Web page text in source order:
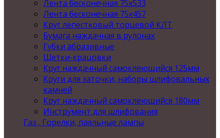
Лента бесконечная 75х533
Лента бесконечная 75х457
Круг лепестковый торцевой КЛТ
Бумага наждачная в рулонах
Губки абразивные
Щетки-крацовки
Круг наждачный самоклеющийся 125мм
Круги для заточки, наборы шлифовальных
камней
Круг наждачный самоклеющийся 180мм
Инструмент для шлифования
Газ , Горелки, паяльные лампы